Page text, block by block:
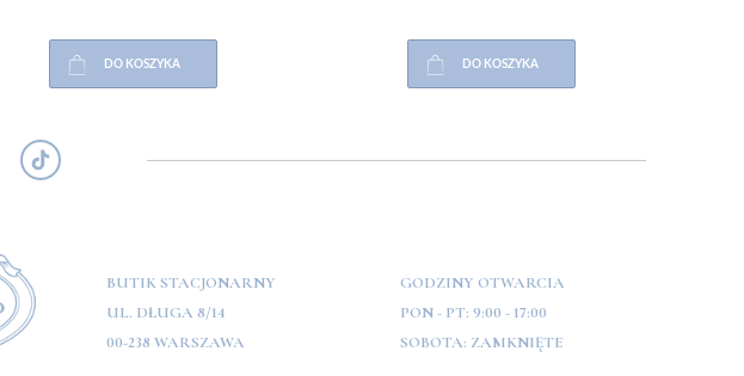
DO KOSZYKA DO KOSZYKA
BUTIK STACJONARNY
UL. DŁUGA 8/14
00-238 WARSZAWA
GODZINY OTWARCIA
PON - PT: 9:00 - 17:00
SOBOTA: ZAMKNIĘTE